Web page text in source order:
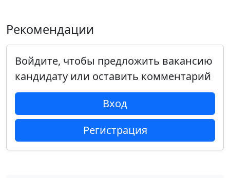
Рекомендации
Войдите, чтобы предложить вакансию
кандидату или оставить комментарий
Вход
Регистрация